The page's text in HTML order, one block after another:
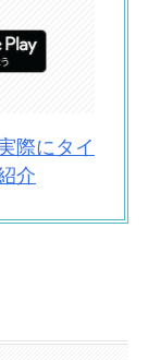
際にタイ
介